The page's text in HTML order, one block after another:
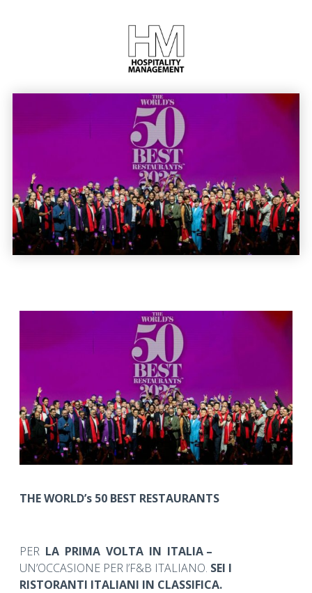
THE WORLD’s 50 BEST RESTAURANTS
PER LA PRIMA VOLTA IN ITALIA –
UN’OCCASIONE PER l’F&B ITALIANO. SEI I
RISTORANTI ITALIANI IN CLASSIFICA.